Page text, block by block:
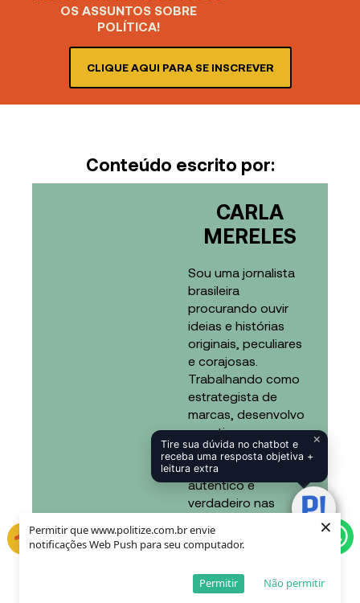
Permitir que www.politize.com.br envie
notificações Web Push para seu computador.
Não permitir
Permitir
×
OS ASSUNTOS SOBRE
POLÍTICA!
CLIQUE AQUI PARA SE INSCREVER
Conteúdo escrito por:
CARLA
MERELES
Sou uma jornalista
brasileira
procurando ouvir
ideias e histórias
originais, peculiares
e corajosas.
Trabalhando como
estrategista de
marcas, desenvolvo
narrativas que
buscam emanar o
que há de mais
autêntico e
verdadeiro nas
negócios, criando
conexão através da
emoção e
identificação.Hoje,
Tire sua dúvida no chatbot e
receba uma resposta objetiva +
leitura extra
×